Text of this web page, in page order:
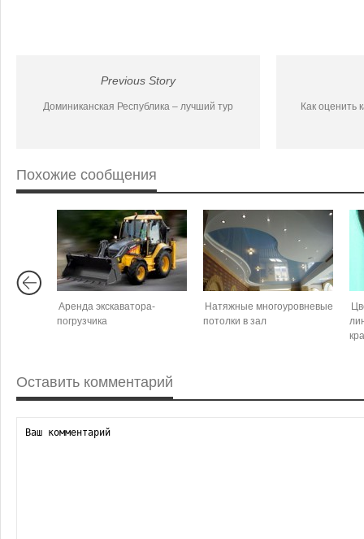
Previous Story
Доминиканская Республика – лучший тур Как оценить
Похожие сообщения
Аренда экскаватора-
погрузчика
Натяжные многоуровневые
потолки в зал
Оставить комментарий